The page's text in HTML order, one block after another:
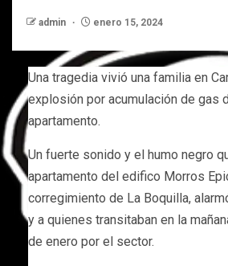
admin enero 15, 2024
Una tragedia vivió una familia en
explosión por acumulación de gas
apartamento.
Un fuerte sonido y el humo negro
apartamento del edifico Morros
corregimiento de La Boquilla,
y a quienes transitaban en la
de enero por el sector.